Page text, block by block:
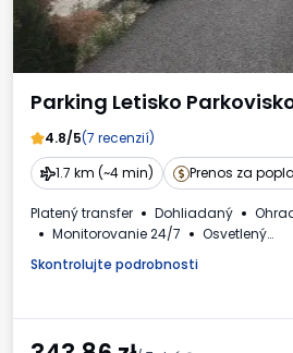
Parking Letisko
4.8/5(7 recenzií)
1.7 km (~4 min)
Prenos za
Platený transfer Dohliadaný
Monitorovanie 24/7
Osvetlený
Skontrolujte podrobnosti